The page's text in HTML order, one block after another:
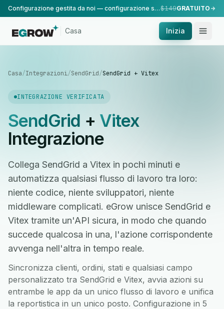
Configurazione gestita da noi — configurazione standard, eseguita dal nostro team.$149GRATUITO
Casa Inizia
Casa/Integrazioni/SendGrid/SendGrid + Vitex
INTEGRAZIONE VERIFICATA
SendGrid + Vitex
Integrazione
Collega SendGrid a Vitex in pochi minuti e
automatizza qualsiasi flusso di lavoro tra loro:
niente codice, niente sviluppatori, niente
middleware complicati. eGrow unisce SendGrid e
Vitex tramite un'API sicura, in modo che quando
succede qualcosa in una, l'azione corrispondente
avvenga nell'altra in tempo reale.
Sincronizza clienti, ordini, stati e qualsiasi campo
personalizzato tra SendGrid e Vitex, avvia azioni su
entrambe le app da un unico flusso di lavoro e unifica
la reportistica in un unico posto. Configurazione in 5